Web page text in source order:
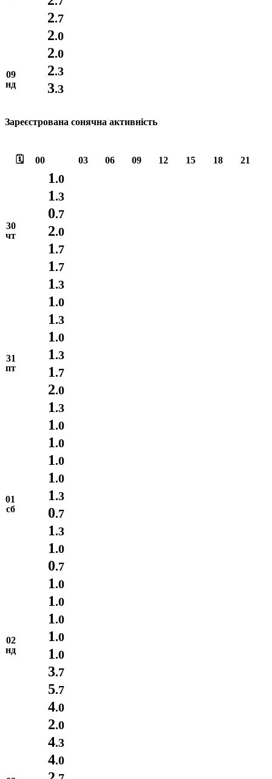
2.7
2.0
2.0
09
нд
2.3
3.3
Зареєстрована сонячна активність
🗓️ 00 03 06 09 12 15 18 21
30
чт
1.0
1.3
0.7
2.0
1.7
1.7
1.3
31
пт
1.0
1.3
1.0
1.3
1.7
2.0
1.3
1.0
01
сб
1.0
1.0
1.0
1.3
0.7
1.3
1.0
0.7
02
нд
1.0
1.0
1.0
1.0
1.0
3.7
5.7
4.0
2.0
4.3
4.0